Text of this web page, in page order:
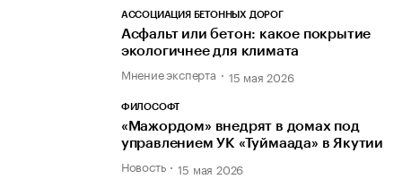
АССОЦИАЦИЯ БЕТОННЫХ ДОРОГ
Асфальт или бетон: какое покрытие
экологичнее для климата
Мнение эксперта 15 мая 2026
ФИЛОСОФТ
«Мажордом» внедрят в домах под
управлением УК «Туймаада» в Якутии
Новость 15 мая 2026